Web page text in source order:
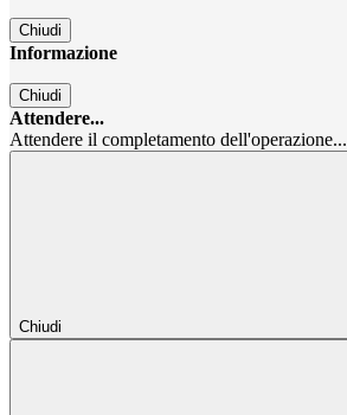
Chiudi
Informazione
Chiudi
Attendere...
Attendere il completamento dell'operazione...
Chiudi